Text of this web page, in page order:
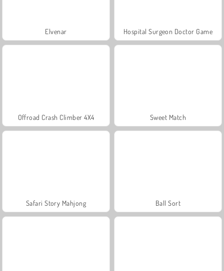
Elvenar Hospital Surgeon Doctor Game
Offroad Crash Climber 4X4 Sweet Match
Safari Story Mahjong Ball Sort